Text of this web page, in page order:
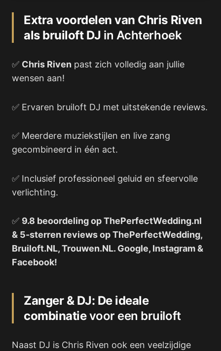
Extra voordelen van Chris Riven
als bruiloft DJ in Achterhoek
✅ Chris Riven past zich volledig aan jullie
wensen aan!
✅ Ervaren bruiloft DJ met uitstekende reviews.
✅ Meerdere muziekstijlen en live zang
gecombineerd in één act.
✅ Inclusief professioneel geluid en sfeervolle
verlichting.
✅ 9.8 beoordeling op ThePerfectWedding.nl
& 5-sterren reviews op ThePerfectWedding,
Bruiloft.NL, Trouwen.NL. Google, Instagram &
Facebook!
Zanger & DJ: De ideale
combinatievoor een bruiloft
Naast DJ is Chris Riven ook een veelzijdige